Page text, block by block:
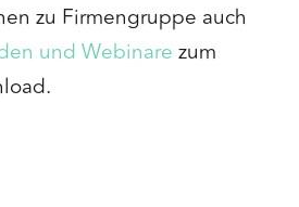
zu Firmengruppe auch
und Webinare zum